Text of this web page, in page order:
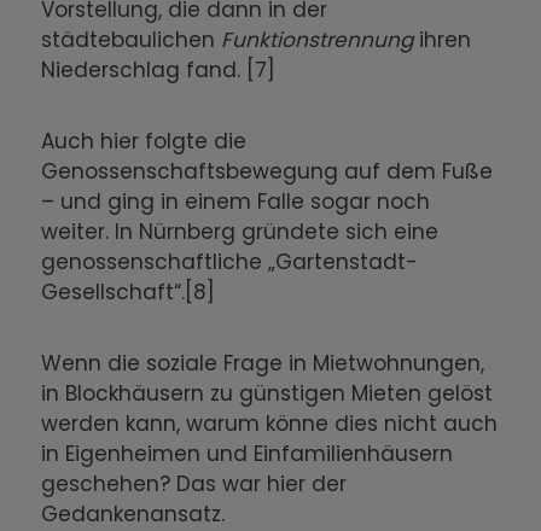
Vorstellung, die dann in der
städtebaulichen Funktionstrennungihren
Niederschlag fand. [7]
Auch hier folgte die
Genossenschaftsbewegung auf dem Fuße
– und ging in einem Falle sogar noch
weiter. In Nürnberg gründete sich eine
genossenschaftliche „Gartenstadt-
Gesellschaft“.[8]
Wenn die soziale Frage in Mietwohnungen,
in Blockhäusern zu günstigen Mieten gelöst
werden kann, warum könne dies nicht auch
in Eigenheimen und Einfamilienhäusern
geschehen? Das war hier der
Gedankenansatz.